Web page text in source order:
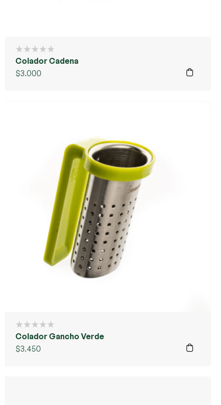
Colador Cadena
$3.000
Colador Gancho Verde
$3.450